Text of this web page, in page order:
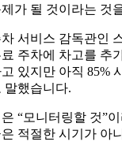
가 될 것이라는 것
서비스 감독관인
주차에 차고를 추
있지만 아직 85%
말했습니다.
“모니터링할 것”
적절한 시기가 아